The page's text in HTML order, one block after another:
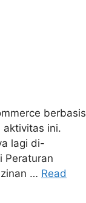
berbasis
aktivitas ini.
lagi di-
Peraturan
… Read